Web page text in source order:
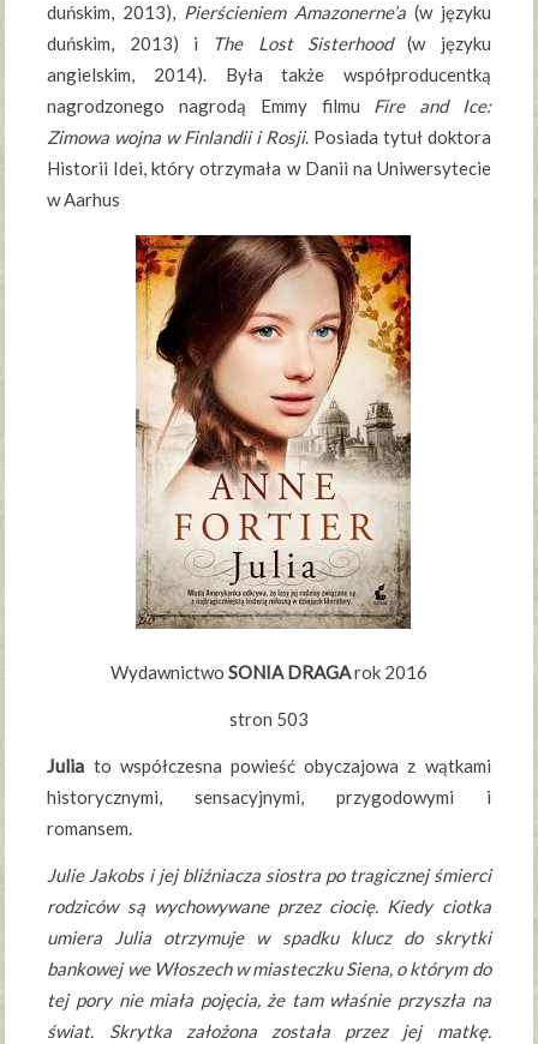
duńskim, 2013), Pierścieniem Amazonerne’a(w języku
duńskim, 2013) i The Lost Sisterhood(w języku
angielskim, 2014). Była także współproducentką
nagrodzonego nagrodą Emmy filmu Fire and Ice:
Zimowa wojna w Finlandii i Rosji. Posiada tytuł doktora
Historii Idei, który otrzymała w Danii na Uniwersytecie
w Aarhus
Wydawnictwo SONIA DRAGArok 2016
stron 503
Julia to współczesna powieść obyczajowa z wątkami
historycznymi, sensacyjnymi, przygodowymi i
romansem.
Julie Jakobs i jej bliźniacza siostra po tragicznej śmierci
rodziców są wychowywane przez ciocię. Kiedy ciotka
umiera Julia otrzymuje w spadku klucz do skrytki
bankowej we Włoszech w miasteczku Siena, o którym do
tej pory nie miała pojęcia, że tam właśnie przyszła na
świat. Skrytka założona została przez jej matkę.